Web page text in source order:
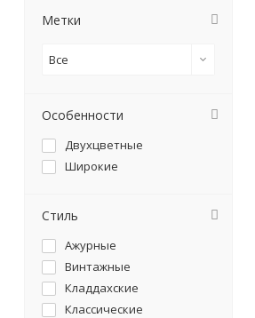
Метки
Все
Особенности
Двухцветные
Широкие
Стиль
Ажурные
Винтажные
Кладдахские
Классические